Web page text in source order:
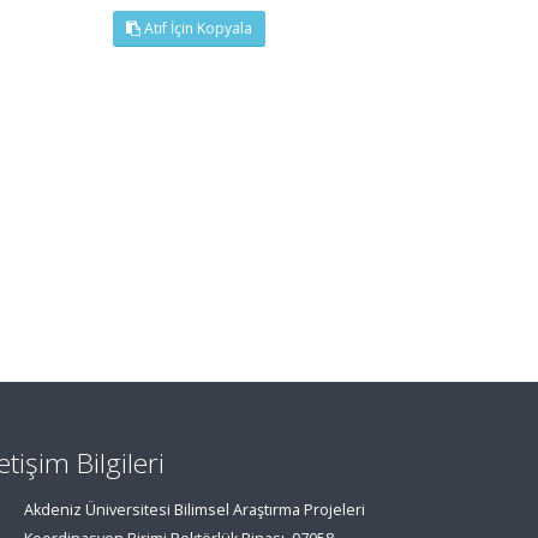
Atıf İçin Kopyala
Bilgileri
Akdeniz Üniversitesi Bilimsel Araştırma Projeleri